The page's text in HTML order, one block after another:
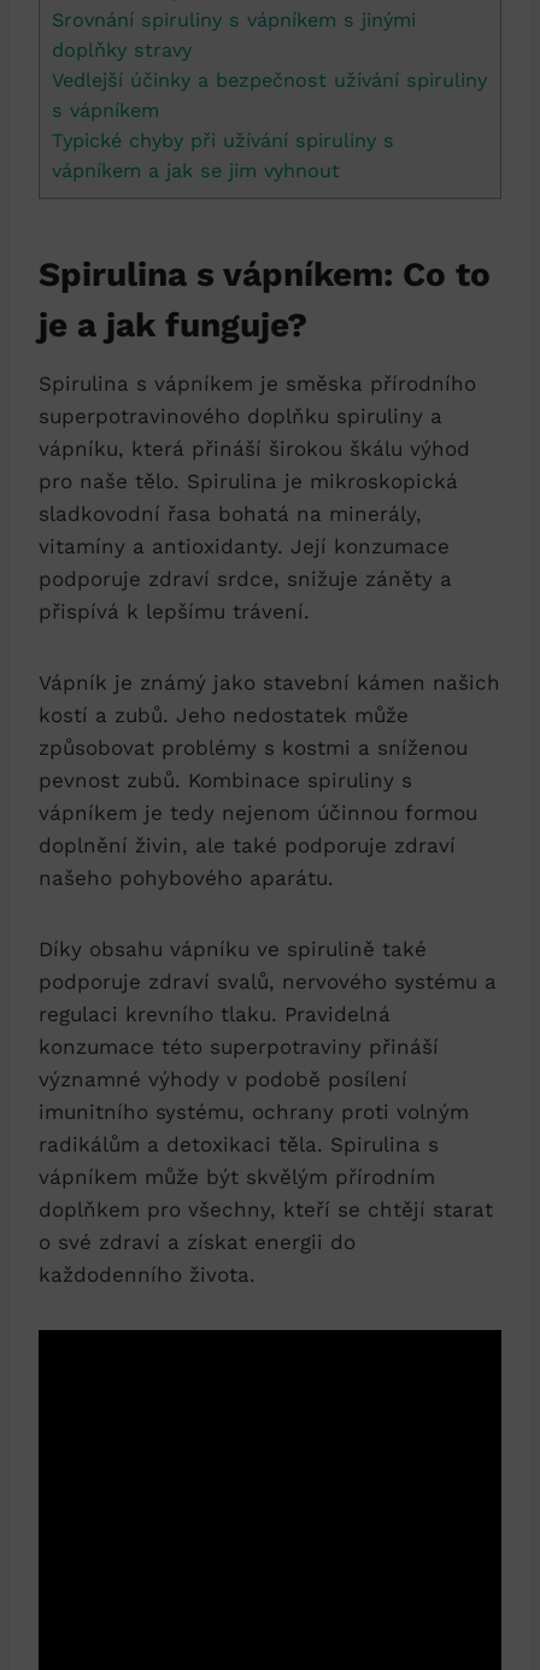
Srovnání spiruliny s vápníkem s jinými
doplňky stravy
Vedlejší účinky a bezpečnost užívání spiruliny
s vápníkem
Typické chyby při užívání spiruliny s
vápníkem a jak se jim vyhnout
Spirulina s vápníkem: Co to
je a jak funguje?
Spirulina s vápníkem je směska přírodního
superpotravinového doplňku spiruliny a
vápníku, která přináší širokou škálu výhod
pro naše tělo. Spirulina je mikroskopická
sladkovodní řasa bohatá na minerály,
vitamíny a antioxidanty. Její konzumace
podporuje zdraví srdce, snižuje záněty a
přispívá k lepšímu trávení.
Vápník je známý jako stavební kámen našich
kostí a zubů. Jeho nedostatek může
způsobovat problémy s kostmi a sníženou
pevnost zubů. Kombinace spiruliny s
vápníkem je tedy nejenom účinnou formou
doplnění živin, ale také podporuje zdraví
našeho pohybového aparátu.
Díky obsahu vápníku ve spirulině také
podporuje zdraví svalů, nervového systému a
regulaci krevního tlaku. Pravidelná
konzumace této superpotraviny přináší
významné výhody v podobě posílení
imunitního systému, ochrany proti volným
radikálům a detoxikaci těla. Spirulina s
vápníkem může být skvělým přírodním
doplňkem pro všechny, kteří se chtějí starat
o své zdraví a získat energii do
každodenního života.